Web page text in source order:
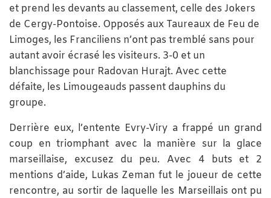
et prend les devants au classement, celle des Jokers
de Cergy-Pontoise. Opposés aux Taureaux de Feu de
Limoges, les Franciliens n’ont pas tremblé sans pour
autant avoir écrasé les visiteurs. 3-0 et un
blanchissage pour Radovan Hurajt. Avec cette
défaite, les Limougeauds passent dauphins du
groupe.
Derrière eux, l’entente Evry-Viry a frappé un grand
coup en triomphant avec la manière sur la glace
marseillaise, excusez du peu. Avec 4 buts et 2
mentions d’aide, Lukas Zeman fut le joueur de cette
rencontre, au sortir de laquelle les Marseillais ont pu